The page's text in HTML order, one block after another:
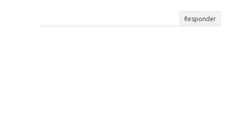
Responder